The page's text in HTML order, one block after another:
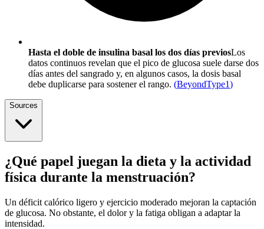
Hasta el doble de insulina basal los dos días previosLos
datos continuos revelan que el pico de glucosa suele darse dos
días antes del sangrado y, en algunos casos, la dosis basal
debe duplicarse para sostener el rango. (BeyondType1)
Sources
¿Qué papel juegan la dieta y la actividad
física durante la menstruación?
Un déficit calórico ligero y ejercicio moderado mejoran la captación
de glucosa. No obstante, el dolor y la fatiga obligan a adaptar la
intensidad.